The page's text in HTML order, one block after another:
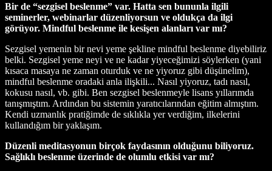
Bir de “sezgisel beslenme” var. Hatta sen bununla ilgili
seminerler, webinarlar düzenliyorsun ve oldukça da ilgi
görüyor. Mindful beslenme ile kesişen alanları var mı?
Sezgisel yemenin bir nevi yeme şekline mindful beslenme diyebiliriz
belki. Sezgisel yeme neyi ve ne kadar yiyeceğimizi söylerken (yani
kısaca masaya ne zaman oturduk ve ne yiyoruz gibi düşünelim),
mindful beslenme oradaki anla ilişkili... Nasıl yiyoruz, tadı nasıl,
kokusu nasıl, vb. gibi. Ben sezgisel beslenmeyle lisans yıllarımda
tanışmıştım. Ardından bu sistemin yaratıcılarından eğitim almıştım.
Kendi uzmanlık pratiğimde de sıklıkla yer verdiğim, ilkelerini
kullandığım bir yaklaşım.
Düzenli meditasyonun birçok faydasının olduğunu biliyoruz.
Sağlıklı beslenme üzerinde de olumlu etkisi var mı?